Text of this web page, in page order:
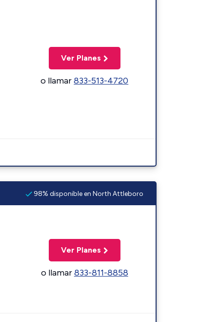
Ver Planes
o llamar833-513-4720
98% disponible en North Attleboro
Ver Planes
o llamar833-811-8858